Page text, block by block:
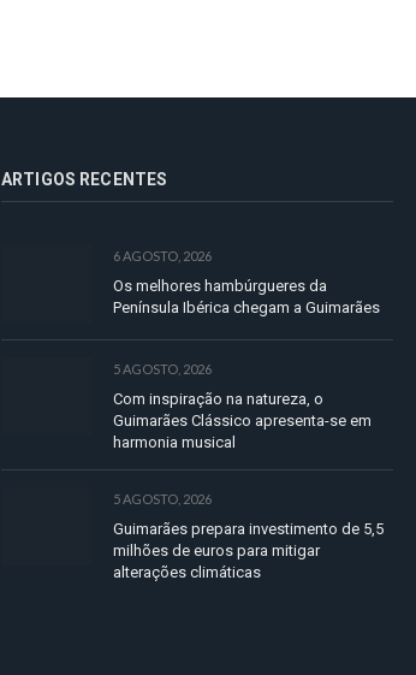
ARTIGOS RECENTES
6 AGOSTO, 2026
Os melhores hambúrgueres da
Península Ibérica chegam a Guimarães
5 AGOSTO, 2026
Com inspiração na natureza, o
Guimarães Clássico apresenta-se em
harmonia musical
5 AGOSTO, 2026
Guimarães prepara investimento de 5,5
milhões de euros para mitigar
alterações climáticas